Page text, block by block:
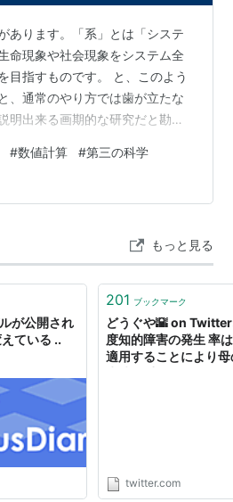
あります。「系」とは「システ
命現象や社会現象をシステム全
目指すものです。 と、このよう
、通常のやり方では歯が立たな
明出来る画期的な研究だと勘違
すが、基本的には数理モデルと
シミュレーション）を主体とし
理研究の主流の一つでした。し
研究は勢いを失っていきまし
の花形産業であり、現在の斜陽
#数値計算 #第三の科学
もっと見る
が公開され
ている ..
201 ブックマーク
どうぐや🌇 on
度知的障害の発生 率
適用することにより
twitter.com